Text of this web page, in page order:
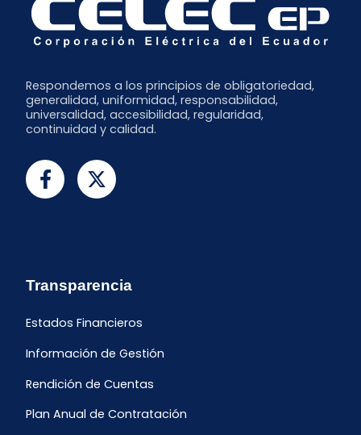
Respondemos a los principios de obligatoriedad,
generalidad, uniformidad, responsabilidad,
universalidad, accesibilidad, regularidad,
continuidad y calidad.
Transparencia
Estados Financieros
Información de Gestión
Rendición de Cuentas
Plan Anual de Contratación